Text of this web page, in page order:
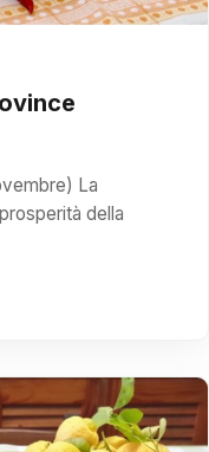
La
della